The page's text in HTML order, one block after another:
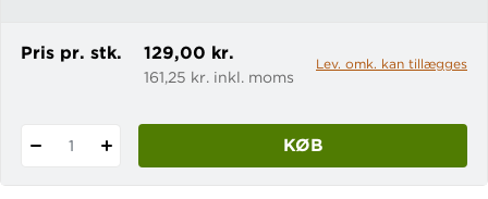
Pris pr. stk. 129,00 kr.
161,25 kr. inkl. moms
Lev. omk. kan tillægges
1 KØB